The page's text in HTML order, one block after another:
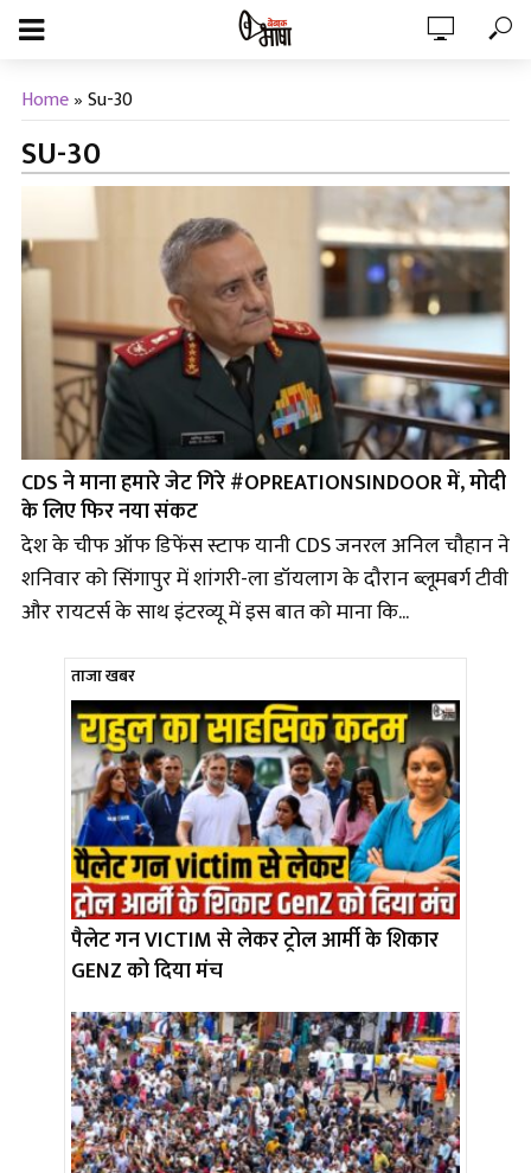
Home»Su-30
SU-30
CDS ने माना हमारे जेट गिरे #OPREATIONSINDOOR में, मोदी
के लिए फिर नया संकट
देश के चीफ ऑफ डिफेंस स्टाफ यानी CDS जनरल अनिल चौहान ने
शनिवार को सिंगापुर में शांगरी-ला डॉयलाग के दौरान ब्लूमबर्ग टीवी
और रायटर्स के साथ इंटरव्यू में इस बात को माना कि...
ताजा खबर
पैलेट गन VICTIM से लेकर ट्रोल आर्मी के शिकार
GENZ को दिया मंच